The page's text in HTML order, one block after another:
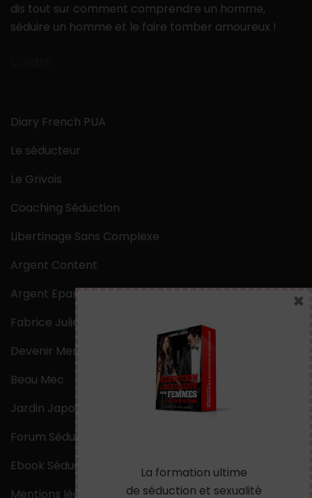
dis tout sur comment comprendre un homme,
séduire un homme et le faire tomber amoureux !
Diary French PUA
Le séducteur
Le Grivois
Coaching Séduction
Libertinage Sans Complexe
Argent Content
Argent Epargne
Fabrice Julien
Devenir Mentaliste
Beau Mec
Jardin Japonais Zen
Forum Séduction
Ebook Séduction
Mentions légales
La formation ultime
de séduction et sexualité
×